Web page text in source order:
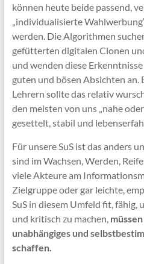
können heute beide passend,
„individualisierte
werden. Die Algorithmen
gefütterten digitalen Clonen
und wenden diese
guten und bösen Absichten an.
Lehrern sollte das relativ
den meisten von uns „nahe
gesettelt, stabil und
Für unsere SuS ist das anders
sind im Wachsen, Werden,
viele Akteure am
Zielgruppe oder gar leichte,
SuS in diesem Umfeld fit,
und kritisch zu machen,
unabhängiges und
schaffen.